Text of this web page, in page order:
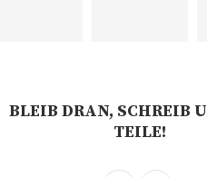
BLEIB DRAN, SCHREIB
TEILE!